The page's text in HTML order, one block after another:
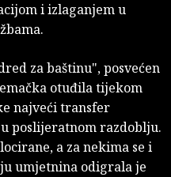
i izlaganjem u
za baštinu", posvećen
otuđila tijekom
najveći transfer
poslijeratnom razdoblju.
a za nekima se i
umjetnina odigrala je